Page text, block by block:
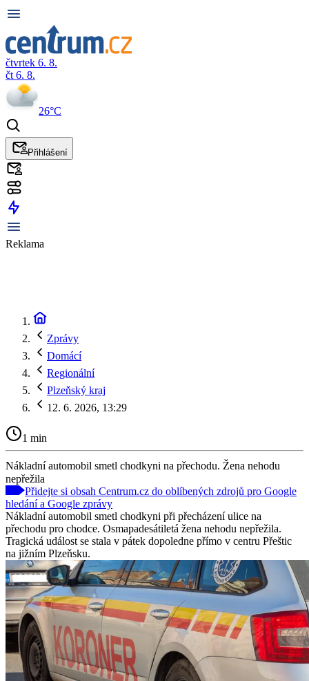
čtvrtek 6. 8.
čt 6. 8.
26°C
Přihlášení
Reklama
Zprávy
Domácí
Regionální
Plzeňský kraj
12. 6. 2026, 13:29
1 min
Nákladní automobil smetl chodkyni na přechodu. Žena nehodu
nepřežila
Přidejte si obsah Centrum.cz do oblíbených zdrojů pro Google
hledání a Google zprávy
Nákladní automobil smetl chodkyni při přecházení ulice na
přechodu pro chodce. Osmapadesátiletá žena nehodu nepřežila.
Tragická událost se stala v pátek dopoledne přímo v centru Přeštic
na jižním Plzeňsku.